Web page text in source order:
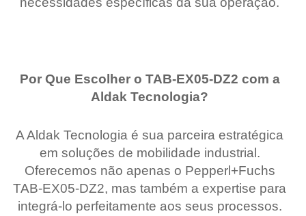
Por Que Escolher o TAB-EX05-DZ2 com a
Aldak Tecnologia?
A Aldak Tecnologia é sua parceira estratégica
em soluções de mobilidade industrial.
Oferecemos não apenas o Pepperl+Fuchs
TAB-EX05-DZ2, mas também a expertise para
integrá-lo perfeitamente aos seus processos.